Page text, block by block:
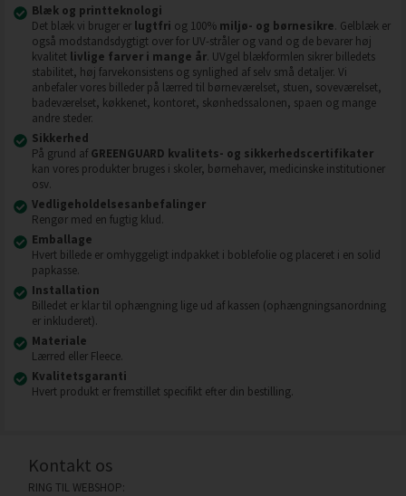
Blæk og printteknologi
Det blæk vi bruger er lugtfri og 100% miljø- og børnesikre. Gelblæk er
også modstandsdygtigt over for UV-stråler og vand og de bevarer høj
kvalitet livlige farver i mange år. UVgel blækformlen sikrer billedets
stabilitet, høj farvekonsistens og synlighed af selv små detaljer. Vi
anbefaler vores billeder på lærred til børneværelset, stuen, soveværelset,
badeværelset, køkkenet, kontoret, skønhedssalonen, spaen og mange
andre steder.
Sikkerhed
På grund af GREENGUARD kvalitets- og sikkerhedscertifikater
kan vores produkter bruges i skoler, børnehaver, medicinske institutioner
osv.
Vedligeholdelsesanbefalinger
Rengør med en fugtig klud.
Emballage
Hvert billede er omhyggeligt indpakket i boblefolie og placeret i en solid
papkasse.
Installation
Billedet er klar til ophængning lige ud af kassen (ophængningsanordning
er inkluderet).
Materiale
Lærred eller Fleece.
Kvalitetsgaranti
Hvert produkt er fremstillet specifikt efter din bestilling.
Kontakt os
RING TIL WEBSHOP: